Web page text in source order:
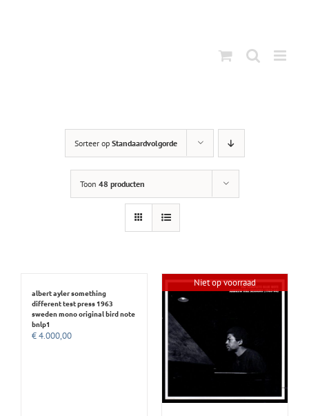
Sorteer op Standaardvolgorde
Toon 48 producten
albert ayler something
different test press 1963
sweden mono original bird note
bnlp1
€4.000,00
Niet op voorraad